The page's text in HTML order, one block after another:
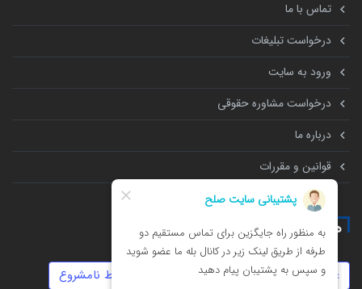
تماس با ما
درخواست تبلیغات
ورود به سایت
درخواست مشاوره حقوقی
درباره ما
قوانین و مقررات
همه چیز درباره
عقد دائم خیانت کلاهبرداری روابط نامشروع